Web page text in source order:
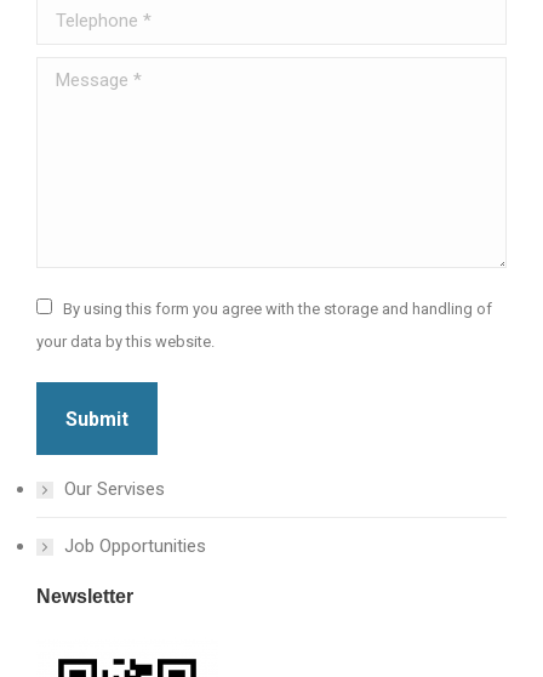
Telephone *
Message *
By using this form you agree with the storage and handling of
your data by this website.
Submit
Our Servises
Job Opportunities
Newsletter